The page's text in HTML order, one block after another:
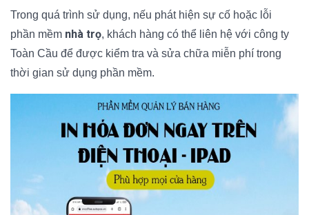
Trong quá trình sử dụng, nếu phát hiện sự cố hoặc lỗi
phần mềm nhà trọ, khách hàng có thể liên hệ với công ty
Toàn Cầu để được kiểm tra và sửa chữa miễn phí trong
thời gian sử dụng phần mềm.